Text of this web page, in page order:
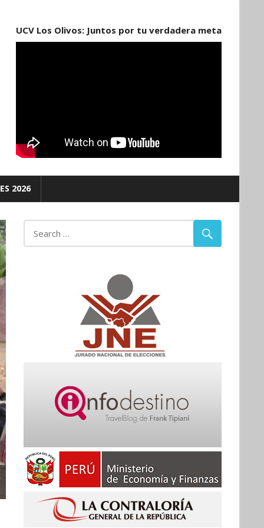
UCV Los Olivos: Juntos por tu verdadera meta
2026